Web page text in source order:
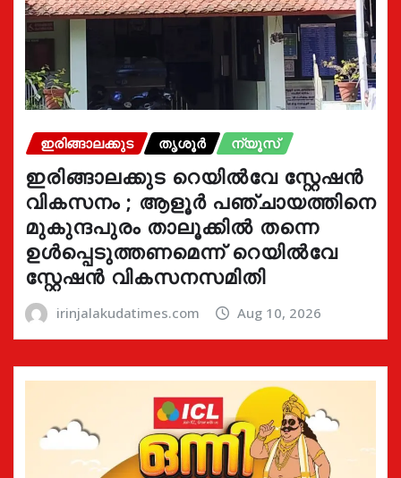
ഇരിങ്ങാലക്കുട തൃശൂർ ന്യൂസ്
ഇരിങ്ങാലക്കുട റെയിൽവേ സ്റ്റേഷൻ
വികസനം ; ആളൂർ പഞ്ചായത്തിനെ
മുകുന്ദപുരം താലൂക്കിൽ തന്നെ
ഉൾപ്പെടുത്തണമെന്ന് റെയിൽവേ
സ്റ്റേഷൻ വികസനസമിതി
irinjalakudatimes.com Aug 10, 2026